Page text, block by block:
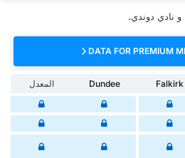
و نادي دوندي.
DATA FOR PREMIUM
Falkirk
Dundee
المعدل